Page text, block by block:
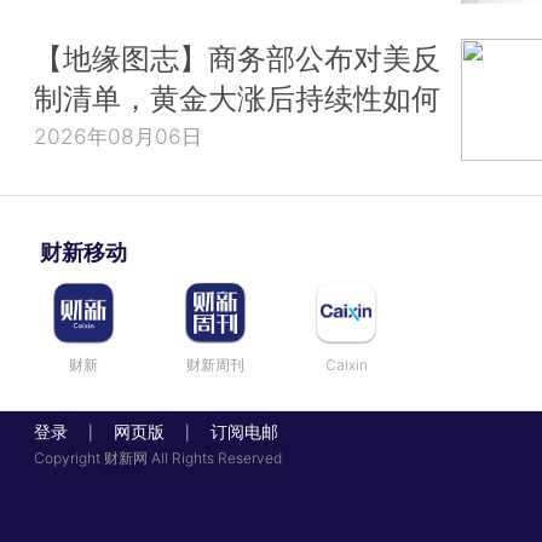
【地缘图志】商务部公布对美反
制清单，黄金大涨后持续性如何
2026年08月06日
财新移动
财新 财新周刊 Caixin
登录 网页版 订阅电邮
Copyright 财新网 All Rights Reserved